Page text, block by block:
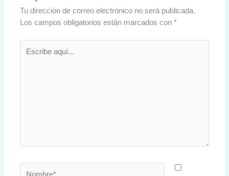
Tu dirección de correo electrónico no será publicada.
Los campos obligatorios están marcados con*
aquí...